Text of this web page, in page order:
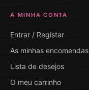
A MINHA CONTA
Entrar / Registar
As minhas encomendas
Lista de desejos
O meu carrinho